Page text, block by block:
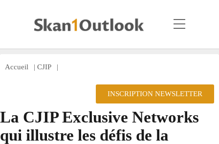
Accueil | CJIP |
INSCRIPTION NEWSLETTER
La CJIP Exclusive Networks
qui illustre les défis de la